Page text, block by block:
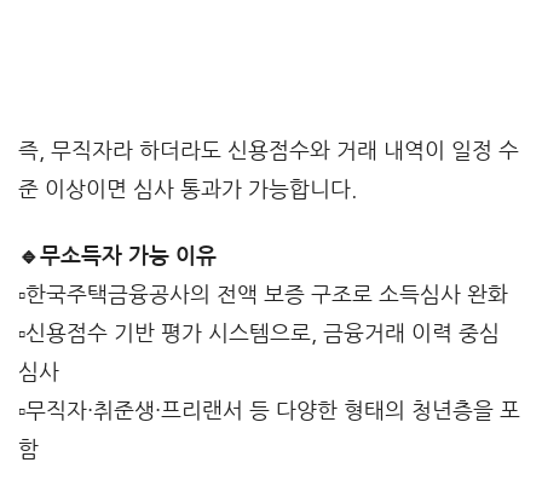
즉, 무직자라 하더라도 신용점수와 거래 내역이 일정 수
준 이상이면 심사 통과가 가능합니다.
🔹무소득자 가능 이유
▫️한국주택금융공사의 전액 보증 구조로 소득심사 완화
▫️신용점수 기반 평가 시스템으로, 금융거래 이력 중심
심사
▫️무직자·취준생·프리랜서 등 다양한 형태의 청년층을 포
함